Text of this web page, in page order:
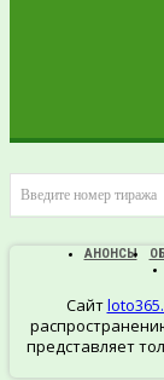
ПРОВЕРИТЬ
БИЛЕТ
Введите номер тиража
АНОНСЫ
Сайт
представляет